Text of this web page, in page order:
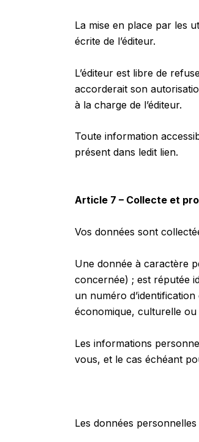
La mise en place par les
écrite de l’éditeur.
L’éditeur est libre de
accorderait son
à la charge de l’éditeur.
Toute information
présent dans ledit lien.
Article 7 – Collecte et
Vos données sont
Une donnée à caractère
concernée) ; est réputée
un numéro
économique, culturelle ou
Les informations
vous, et le cas échéant
Les données